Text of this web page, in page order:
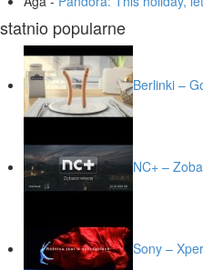
popularne
Berlinki –
NC+ –
Sony –